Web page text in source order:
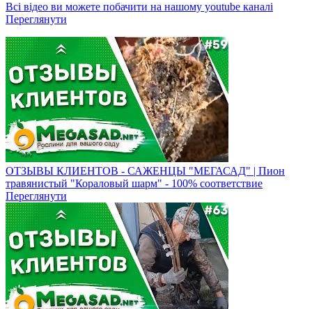
Всі відео ви можете побачити на нашому youtube каналі
Переглянути
ОТЗЫВЫ КЛИЕНТОВ - САЖЕНЦЫ "МЕГАСАД" | Пион
травянистый "Кораловый шарм" - 100% соответствие
Переглянути